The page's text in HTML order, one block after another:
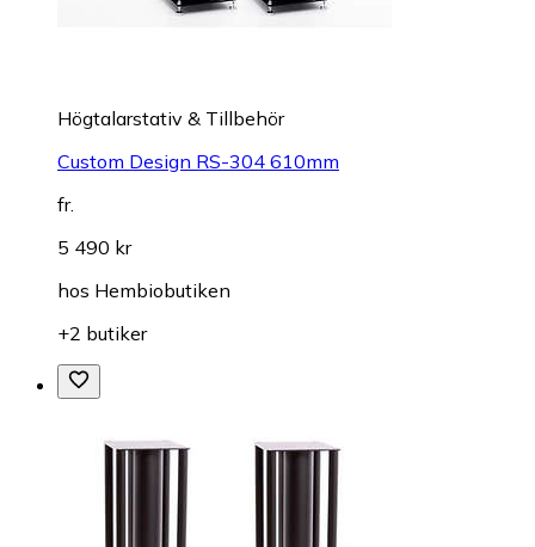
Högtalarstativ & Tillbehör
Custom Design RS-304 610mm
fr.
5 490 kr
hos Hembiobutiken
+2 butiker